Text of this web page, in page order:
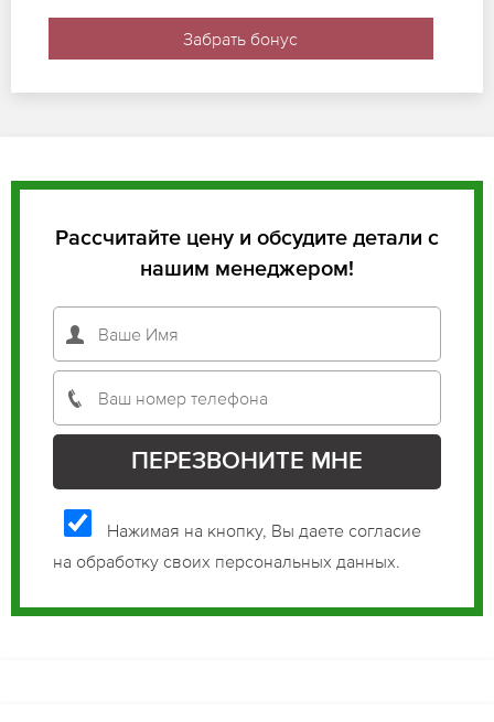
Забрать бонус
Рассчитайте цену и обсудите детали с
нашим менеджером!
Нажимая на кнопку, Вы даете согласие
на обработку своих персональных данных.